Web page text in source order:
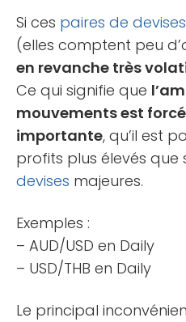
Si ces paires de devises
(elles comptent peu
en revanche très
Ce qui signifie que
mouvements est
importante, qu’il est
profits plus élevés que
devises majeures.
Exemples :
– AUD/USD en Daily
– USD/THB en Daily
Le principal